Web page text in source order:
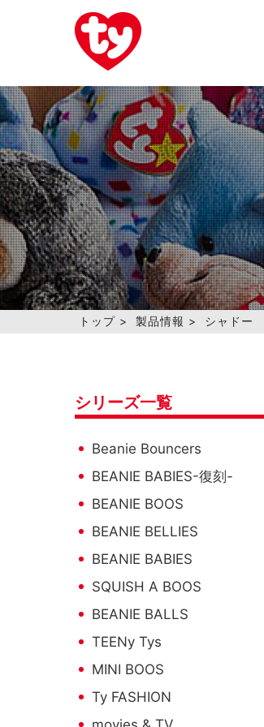
トップ > 製品情報 > シャドー
シリーズ一覧
Beanie Bouncers
BEANIE BABIES-復刻-
BEANIE BOOS
BEANIE BELLIES
BEANIE BABIES
SQUISH A BOOS
BEANIE BALLS
TEENy Tys
MINI BOOS
Ty FASHION